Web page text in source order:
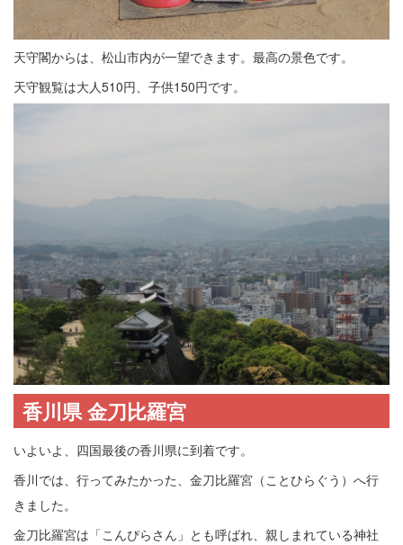
天守閣からは、松山市内が一望できます。最高の景色です。
天守観覧は大人510円、子供150円です。
香川県 金刀比羅宮
いよいよ、四国最後の香川県に到着です。
香川では、行ってみたかった、金刀比羅宮（ことひらぐう）へ行
きました。
金刀比羅宮は「こんぴらさん」とも呼ばれ、親しまれている神社